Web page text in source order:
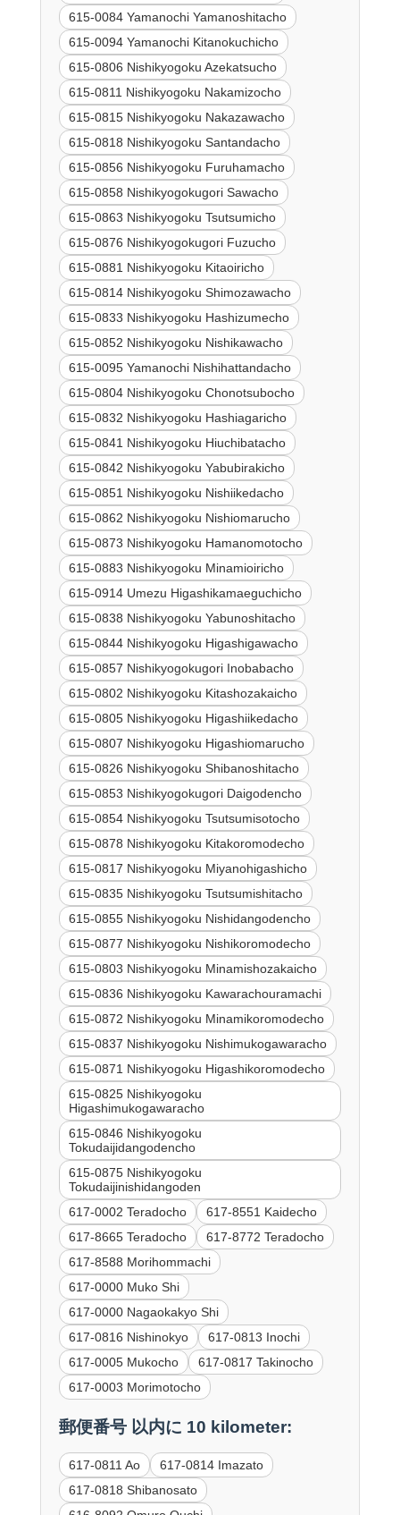
615-0084 Yamanochi Yamanoshitacho
615-0094 Yamanochi Kitanokuchicho
615-0806 Nishikyogoku Azekatsucho
615-0811 Nishikyogoku Nakamizocho
615-0815 Nishikyogoku Nakazawacho
615-0818 Nishikyogoku Santandacho
615-0856 Nishikyogoku Furuhamacho
615-0858 Nishikyogokugori Sawacho
615-0863 Nishikyogoku Tsutsumicho
615-0876 Nishikyogokugori Fuzucho
615-0881 Nishikyogoku Kitaoiricho
615-0814 Nishikyogoku Shimozawacho
615-0833 Nishikyogoku Hashizumecho
615-0852 Nishikyogoku Nishikawacho
615-0095 Yamanochi Nishihattandacho
615-0804 Nishikyogoku Chonotsubocho
615-0832 Nishikyogoku Hashiagaricho
615-0841 Nishikyogoku Hiuchibatacho
615-0842 Nishikyogoku Yabubirakicho
615-0851 Nishikyogoku Nishiikedacho
615-0862 Nishikyogoku Nishiomarucho
615-0873 Nishikyogoku Hamanomotocho
615-0883 Nishikyogoku Minamioiricho
615-0914 Umezu Higashikamaeguchicho
615-0838 Nishikyogoku Yabunoshitacho
615-0844 Nishikyogoku Higashigawacho
615-0857 Nishikyogokugori Inobabacho
615-0802 Nishikyogoku Kitashozakaicho
615-0805 Nishikyogoku Higashiikedacho
615-0807 Nishikyogoku Higashiomarucho
615-0826 Nishikyogoku Shibanoshitacho
615-0853 Nishikyogokugori Daigodencho
615-0854 Nishikyogoku Tsutsumisotocho
615-0878 Nishikyogoku Kitakoromodecho
615-0817 Nishikyogoku Miyanohigashicho
615-0835 Nishikyogoku Tsutsumishitacho
615-0855 Nishikyogoku Nishidangodencho
615-0877 Nishikyogoku Nishikoromodecho
615-0803 Nishikyogoku Minamishozakaicho
615-0836 Nishikyogoku Kawarachouramachi
615-0872 Nishikyogoku Minamikoromodecho
615-0837 Nishikyogoku Nishimukogawaracho
615-0871 Nishikyogoku Higashikoromodecho
615-0825 Nishikyogoku
Higashimukogawaracho
615-0846 Nishikyogoku
Tokudaijidangodencho
615-0875 Nishikyogoku
Tokudaijinishidangoden
617-0002 Teradocho
617-8551 Kaidecho
617-8665 Teradocho
617-8772 Teradocho
617-8588 Morihommachi
617-0000 Muko Shi
617-0000 Nagaokakyo Shi
617-0816 Nishinokyo
617-0813 Inochi
617-0005 Mukocho
617-0817 Takinocho
617-0003 Morimotocho
郵便番号 以内に 10 kilometer:
617-0811 Ao
617-0814 Imazato
617-0818 Shibanosato